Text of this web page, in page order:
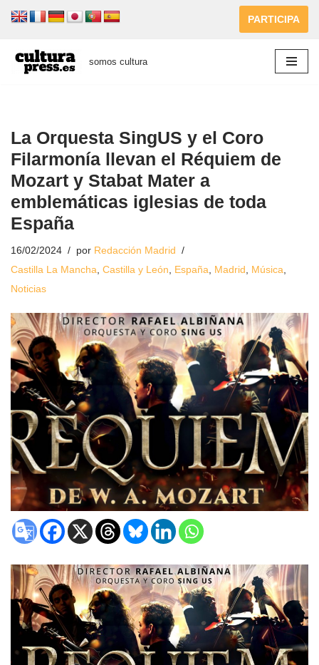
al
contenido
PARTICIPA
somos cultura
La Orquesta SingUS y el Coro
Filarmonía llevan el Réquiem de
Mozart y Stabat Mater a
emblemáticas iglesias de toda
España
16/02/2024 por Redacción Madrid
Castilla La Mancha Castilla y León España Madrid Música
Noticias